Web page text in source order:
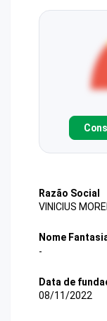
Razão Social
VINICIUS
Nome
-
Data de
08/11/2022